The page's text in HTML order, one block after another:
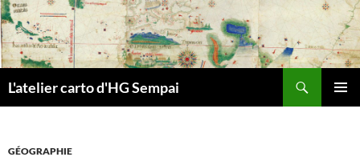
Aller
au
contenu
L'atelier carto d'HG Sempai
GÉOGRAPHIE